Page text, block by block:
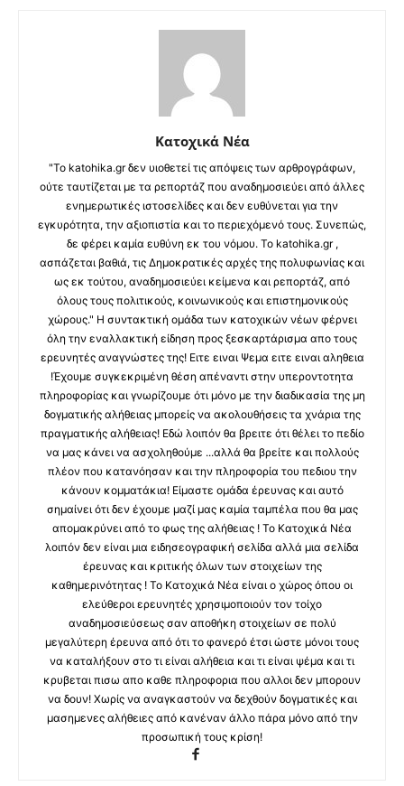
Κατοχικά Νέα
"Το katohika.gr δεν υιοθετεί τις απόψεις των αρθρογράφων,
ούτε ταυτίζεται με τα ρεπορτάζ που αναδημοσιεύει από άλλες
ενημερωτικές ιστοσελίδες και δεν ευθύνεται για την
εγκυρότητα, την αξιοπιστία και το περιεχόμενό τους. Συνεπώς,
δε φέρει καμία ευθύνη εκ του νόμου. Το katohika.gr ,
ασπάζεται βαθιά, τις Δημοκρατικές αρχές της πολυφωνίας και
ως εκ τούτου, αναδημοσιεύει κείμενα και ρεπορτάζ, από
όλους τους πολιτικούς, κοινωνικούς και επιστημονικούς
χώρους." Η συντακτική ομάδα των κατοχικών νέων φέρνει
όλη την εναλλακτική είδηση προς ξεσκαρτάρισμα απο τους
ερευνητές αναγνώστες της! Ειτε ειναι Ψεμα ειτε ειναι αληθεια
!Έχουμε συγκεκριμένη θέση απέναντι στην υπεροντοτητα
πληροφορίας και γνωρίζουμε ότι μόνο με την διαδικασία της μη
δογματικής αλήθειας μπορείς να ακολουθήσεις τα χνάρια της
πραγματικής αλήθειας! Εδώ λοιπόν θα βρειτε ότι θέλει το πεδίο
να μας κάνει να ασχοληθούμε ...αλλά θα βρείτε και πολλούς
πλέον που κατανόησαν και την πληροφορία του πεδιου την
κάνουν κομματάκια! Είμαστε ομάδα έρευνας και αυτό
σημαίνει ότι δεν έχουμε μαζί μας καμία ταμπέλα που θα μας
απομακρύνει από το φως της αλήθειας ! Το Κατοχικά Νέα
λοιπόν δεν είναι μια ειδησεογραφική σελίδα αλλά μια σελίδα
έρευνας και κριτικής όλων των στοιχείων της
καθημερινότητας ! Το Κατοχικά Νέα είναι ο χώρος όπου οι
ελεύθεροι ερευνητές χρησιμοποιούν τον τοίχο
αναδημοσιεύσεως σαν αποθήκη στοιχείων σε πολύ
μεγαλύτερη έρευνα από ότι το φανερό έτσι ώστε μόνοι τους
να καταλήξουν στο τι είναι αλήθεια και τι είναι ψέμα και τι
κρυβεται πισω απο καθε πληροφορια που αλλοι δεν μπορουν
να δουν! Χωρίς να αναγκαστούν να δεχθούν δογματικές και
μασημενες αλήθειες από κανέναν άλλο πάρα μόνο από την
προσωπική τους κρίση!